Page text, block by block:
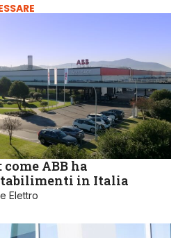
ABB ha
in Italia
Elettro